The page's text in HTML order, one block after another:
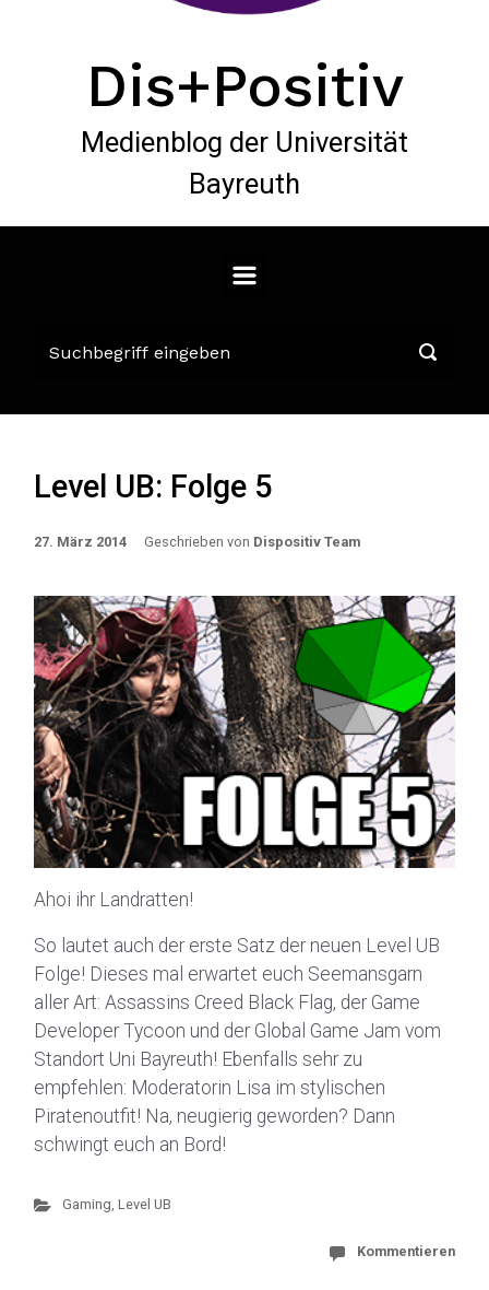
Dis+Positiv
Medienblog der Universität
Bayreuth
Level UB: Folge 5
27. März 2014 Geschrieben von Dispositiv Team
Ahoi ihr Landratten!
So lautet auch der erste Satz der neuen Level UB
Folge! Dieses mal erwartet euch Seemansgarn
aller Art: Assassins Creed Black Flag, der Game
Developer Tycoon und der Global Game Jam vom
Standort Uni Bayreuth! Ebenfalls sehr zu
empfehlen: Moderatorin Lisa im stylischen
Piratenoutfit! Na, neugierig geworden? Dann
schwingt euch an Bord!
Gaming, Level UB
Kommentieren